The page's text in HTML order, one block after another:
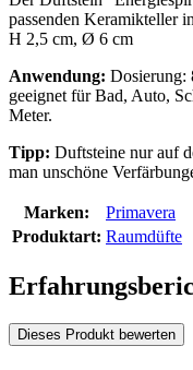
passenden Keramikteller
H 2,5 cm, Ø 6 cm
Anwendung: Dosierung:
geeignet für Bad, Auto,
Meter.
Tipp: Duftsteine nur auf
man unschöne
Marken:
Primavera
Produktart: Raumdüfte
Dieses Produkt bewerten